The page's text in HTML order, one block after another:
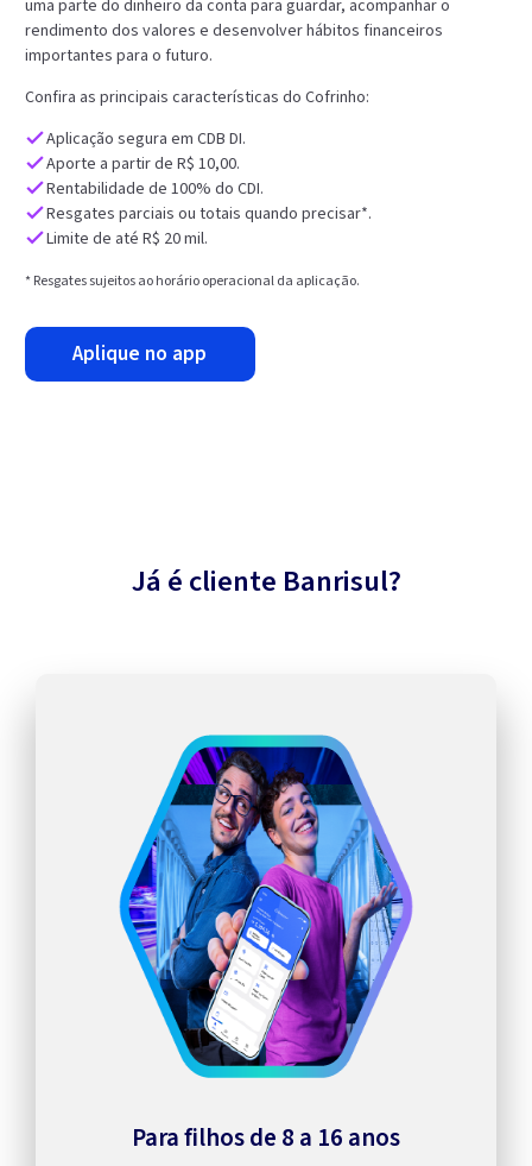
uma parte do dinheiro da conta para guardar, acompanhar o
rendimento dos valores e desenvolver hábitos financeiros
importantes para o futuro.
Confira as principais características do Cofrinho:
Aplicação segura em CDB DI.
Aporte a partir de R$ 10,00.
Rentabilidade de 100% do CDI.
Resgates parciais ou totais quando precisar*.
Limite de até R$ 20 mil.
* Resgates sujeitos ao horário operacional da aplicação.
aplique no app
Já é cliente Banrisul?
Para filhos de 8 a 16 anos